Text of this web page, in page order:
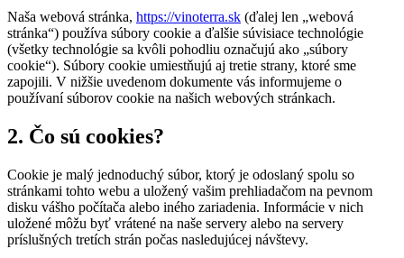
Naša webová stránka, https://vinoterra.sk (ďalej len „webová
stránka“) používa súbory cookie a ďalšie súvisiace technológie
(všetky technológie sa kvôli pohodliu označujú ako „súbory
cookie“). Súbory cookie umiestňujú aj tretie strany, ktoré sme
zapojili. V nižšie uvedenom dokumente vás informujeme o
používaní súborov cookie na našich webových stránkach.
2. Čo sú cookies?
Cookie je malý jednoduchý súbor, ktorý je odoslaný spolu so
stránkami tohto webu a uložený vašim prehliadačom na pevnom
disku vášho počítača alebo iného zariadenia. Informácie v nich
uložené môžu byť vrátené na naše servery alebo na servery
príslušných tretích strán počas nasledujúcej návštevy.